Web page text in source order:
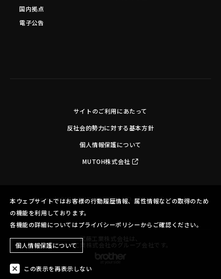
国内拠点
電子公告
サイトのご利用にあたって
反社会的勢力に対する基本方針
個人情報保護について
MUTOH株式会社
Copyright©MUTOH INDUSTRIES LTD. All Rights Reserved.
本ウェブサイトではお客様の行動履歴情報、属性情報などの取得のため
の機能を利用しております。
各機能の詳細についてはプライバシーポリシーからご確認ください。
個人情報保護について
この表示を再表示しない
武藤工業株式会社は、
ブラザー工業株式会社のグループ会社です。